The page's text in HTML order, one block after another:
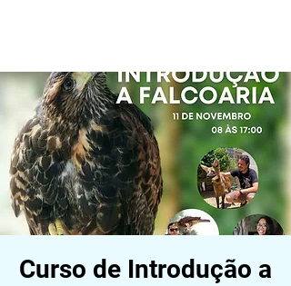
Curso de Introdução a